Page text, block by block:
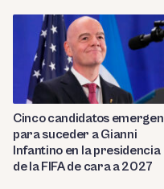
Cinco candidatos emergen
para suceder a Gianni
Infantino en la presidencia
de la FIFA de cara a 2027